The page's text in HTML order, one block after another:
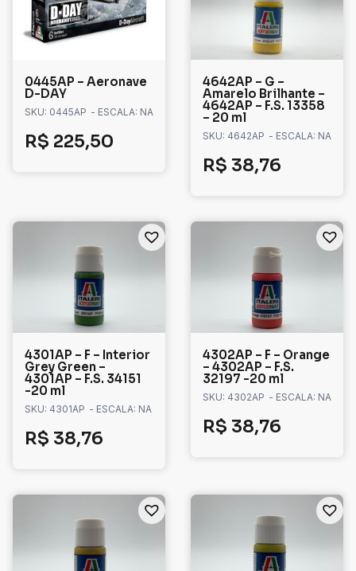
0445AP – Aeronave
D-DAY
SKU: 0445AP - ESCALA: NA
R$ 225,50
4642AP – G –
Amarelo Brilhante –
4642AP – F.S. 13358
– 20 ml
SKU: 4642AP - ESCALA: NA
R$ 38,76
4301AP – F – Interior
Grey Green –
4301AP – F.S. 34151
-20 ml
SKU: 4301AP - ESCALA: NA
R$ 38,76
4302AP – F – Orange
– 4302AP – F.S.
32197 -20 ml
SKU: 4302AP - ESCALA: NA
R$ 38,76